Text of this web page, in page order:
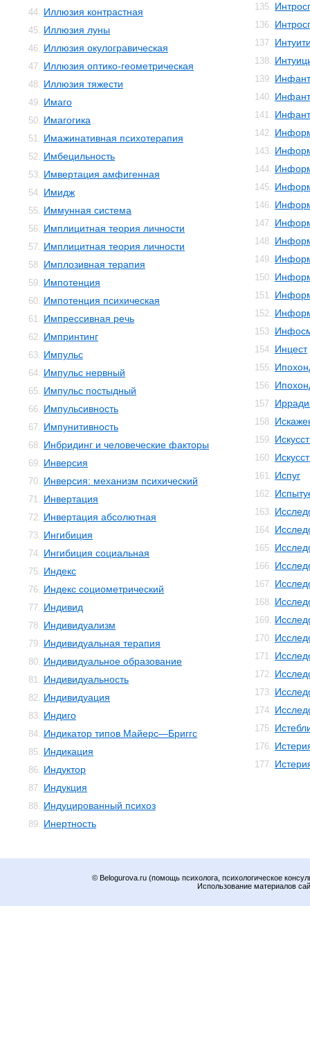
44. Иллюзия контрастная
45. Иллюзия луны
46. Иллюзия окулогравическая
47. Иллюзия оптико-геометрическая
48. Иллюзия тяжести
49. Имаго
50. Имагогика
51. Имажинативная психотерапия
52. Имбецильность
53. Имвертация амфигенная
54. Имидж
55. Иммунная система
56. Имплицитная теория личности
57. Имплицитная теория личности
58. Имплозивная терапия
59. Импотенция
60. Импотенция психическая
61. Импрессивная речь
62. Импринтинг
63. Импульс
64. Импульс нервный
65. Импульс постыдный
66. Импульсивность
67. Импунитивность
68. Инбридинг и человеческие факторы
69. Инверсия
70. Инверсия: механизм психический
71. Инвертация
72. Инвертация абсолютная
73. Ингибиция
74. Ингибиция социальная
75. Индекс
76. Индекс социометрический
77. Индивид
78. Индивидуализм
79. Индивидуальная терапия
80. Индивидуальное образование
81. Индивидуальность
82. Индивидуация
83. Индиго
84. Индикатор типов Майерс—Бриггс
85. Индикация
86. Индуктор
87. Индукция
88. Индуцированный психоз
89. Инертность
135.
136.
137.
138.
139.
140.
141.
142.
143.
144.
145.
146.
147.
148.
149.
150.
151.
152.
153.
154. Инцест
155.
156.
157.
158.
159.
160.
161. Испуг
162.
163.
164.
165.
166.
167.
168.
169.
170.
171.
172.
173.
174.
175.
176.
177.
© Belogurova.ru (помощь психолога, психологическое
Использование материалов